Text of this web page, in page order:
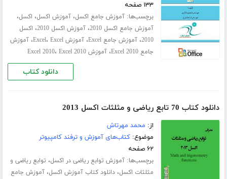
۱۳۳ صفحه
برچسب‌ها:آموزش جامع اکسل،آموزش اکسل، اکسل،
آموزش جامع اکسل 2010 ،آموزش اکسل 2010 ، اکسل
2010،آموزش جامع Excel ،آموزش Excel ، Excel ،آموزش
جامع Excel 2010
،آموزش Excel 2010 ، Excel 2010
دانلود کتاب
دانلود کتاب 70 تابع ریاضی و مثلثات اکسل 2013
از: محمد مهرتاش
موضوع:کتاب‌های آموزش و ترفند کامپیوتر
۶۲ صفحه
برچسب‌ها:آموزش توابع ریاضی در اکسل، توابع ریاضی و
مثلثات اکسل،دانلود کتاب آموزش اکسل،آموزش جامع